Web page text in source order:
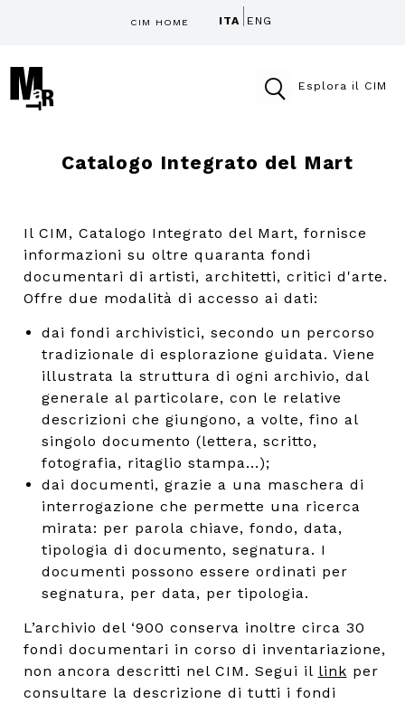
CIM HOME ITA ENG
Esplora il CIM
Catalogo Integrato del Mart
Il CIM, Catalogo Integrato del Mart, fornisce
informazioni su oltre quaranta fondi
documentari di artisti, architetti, critici d'arte.
Offre due modalità di accesso ai dati:
dai fondi archivistici, secondo un percorso
tradizionale di esplorazione guidata. Viene
illustrata la struttura di ogni archivio, dal
generale al particolare, con le relative
descrizioni che giungono, a volte, fino al
singolo documento (lettera, scritto,
fotografia, ritaglio stampa...);
dai documenti, grazie a una maschera di
interrogazione che permette una ricerca
mirata: per parola chiave, fondo, data,
tipologia di documento, segnatura. I
documenti possono essere ordinati per
segnatura, per data, per tipologia.
L’archivio del ‘900 conserva inoltre circa 30
fondi documentari in corso di inventariazione,
non ancora descritti nel CIM. Segui il link per
consultare la descrizione di tutti i fondi